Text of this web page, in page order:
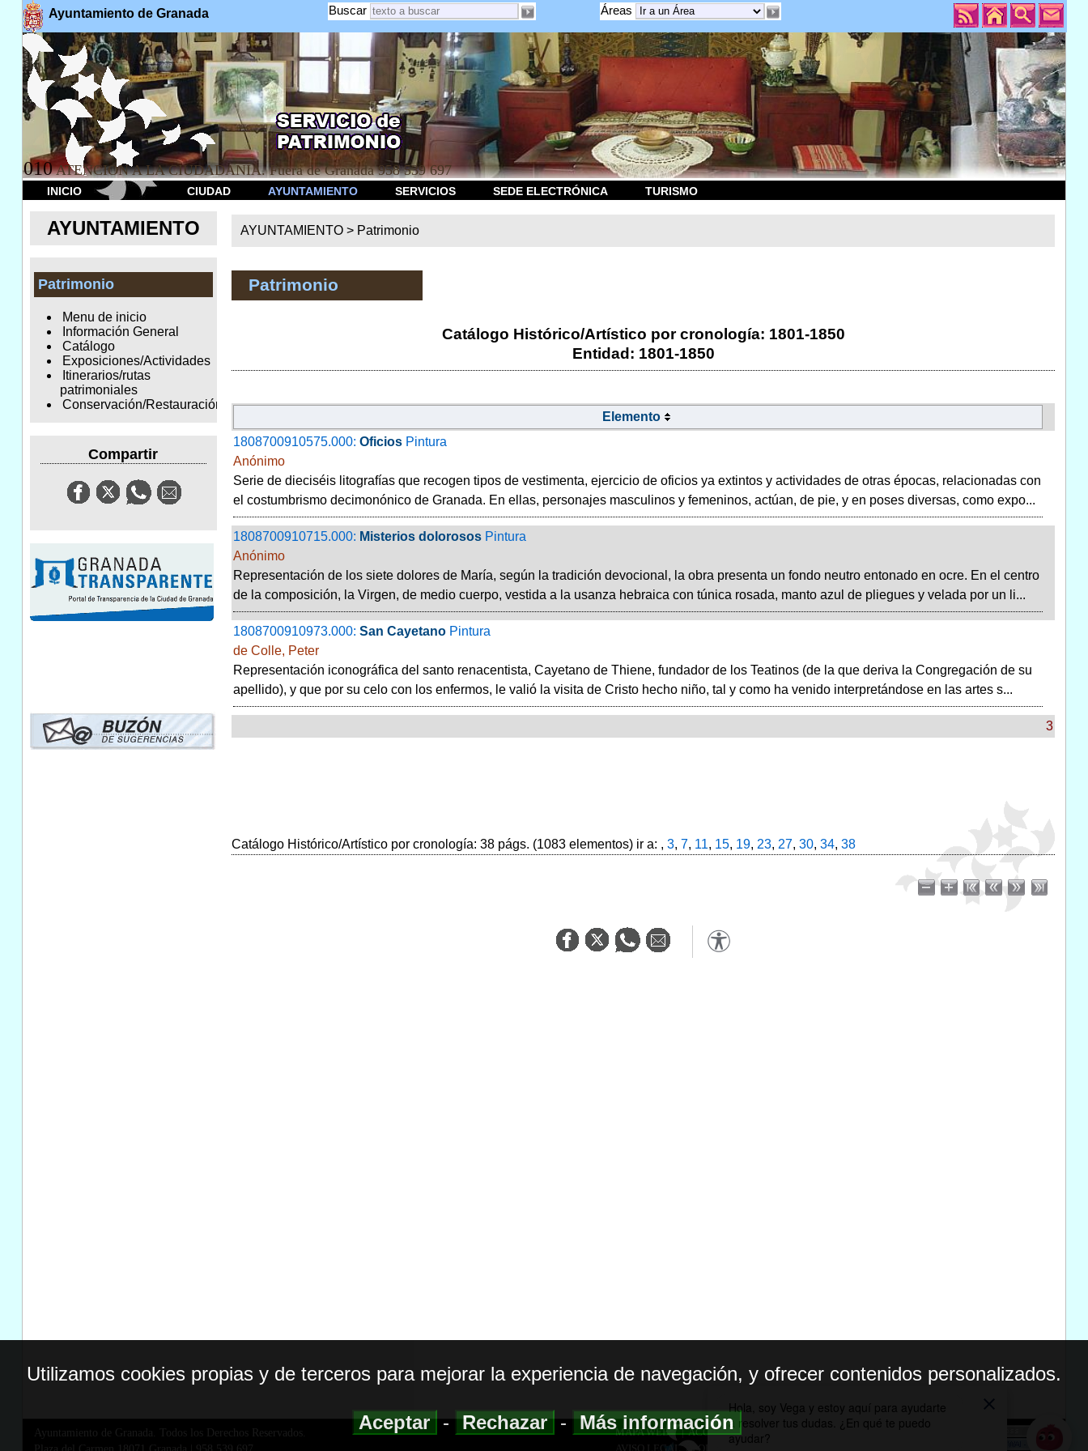
Ayuntamiento de Granada Áreas
Buscar
010 ATENCION A LA CIUDADANÍA. Fuera de Granada 958 539 697
INICIO CIUDAD AYUNTAMIENTO SERVICIOS SEDE ELECTRÓNICA TURISMO
AYUNTAMIENTO
Patrimonio
Menu de inicio
Información General
Catálogo
Exposiciones/Actividades
Itinerarios/rutas
patrimoniales
Conservación/Restauración
Compartir
AYUNTAMIENTO > Patrimonio
Patrimonio
Catálogo Histórico/Artístico por cronología: 1801-1850
Entidad: 1801-1850
Elemento
1808700910575.000: Oficios Pintura
Anónimo
Serie de dieciséis litografías que recogen tipos de vestimenta, ejercicio de oficios ya extintos y actividades de otras épocas, relacionadas con
el costumbrismo decimonónico de Granada. En ellas, personajes masculinos y femeninos, actúan, de pie, y en poses diversas, como expo...
1808700910715.000: Misterios dolorosos Pintura
Anónimo
Representación de los siete dolores de María, según la tradición devocional, la obra presenta un fondo neutro entonado en ocre. En el centro
de la composición, la Virgen, de medio cuerpo, vestida a la usanza hebraica con túnica rosada, manto azul de pliegues y velada por un li...
1808700910973.000: San Cayetano Pintura
de Colle, Peter
Representación iconográfica del santo renacentista, Cayetano de Thiene, fundador de los Teatinos (de la que deriva la Congregación de su
apellido), y que por su celo con los enfermos, le valió la visita de Cristo hecho niño, tal y como ha venido interpretándose en las artes s...
3
Catálogo Histórico/Artístico por cronología: 38 págs. (1083 elementos) ir a: , 3, 7, 11, 15, 19, 23, 27, 30, 34, 38
Ayuntamiento de Granada. Todos los Derechos Reservados.
MAPA WEB|ACCESIBILIDAD
AVISO LEGAL| POLITICA DE PRIVACIDAD
Utilizamos cookies propias y de terceros para mejorar la experiencia de navegación, y ofrecer contenidos personalizados.
Aceptar-Rechazar-Más información